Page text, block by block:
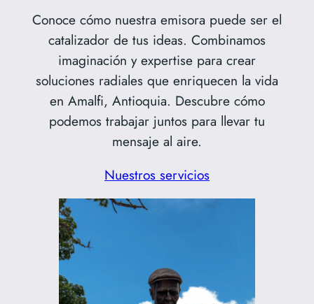
Conoce cómo nuestra emisora puede ser el
catalizador de tus ideas. Combinamos
imaginación y expertise para crear
soluciones radiales que enriquecen la vida
en Amalfi, Antioquia. Descubre cómo
podemos trabajar juntos para llevar tu
mensaje al aire.
Nuestros servicios